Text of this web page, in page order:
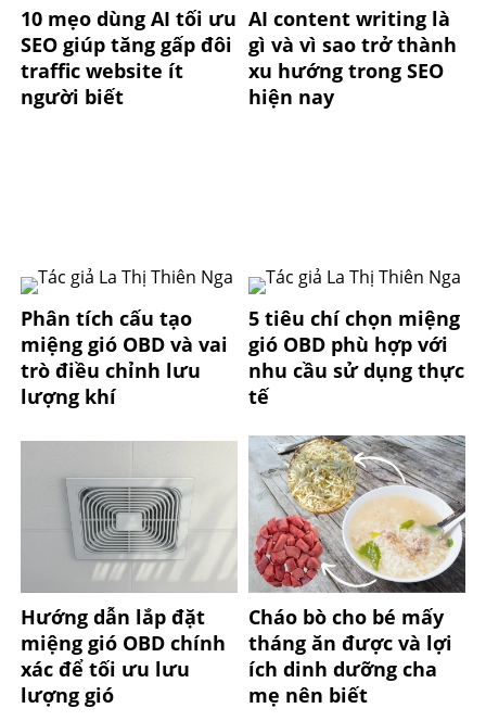
10 mẹo dùng AI tối ưu
SEO giúp tăng gấp đôi
traffic website ít
người biết
AI content writing là
gì và vì sao trở thành
xu hướng trong SEO
hiện nay
Phân tích cấu tạo
miệng gió OBD và vai
trò điều chỉnh lưu
lượng khí
5 tiêu chí chọn miệng
gió OBD phù hợp với
nhu cầu sử dụng thực
tế
Hướng dẫn lắp đặt
miệng gió OBD chính
xác để tối ưu lưu
lượng gió
Cháo bò cho bé mấy
tháng ăn được và lợi
ích dinh dưỡng cha
mẹ nên biết